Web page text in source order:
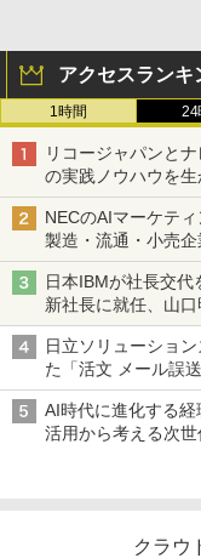
アクセスランキ
1時間 24
リコージャパンと
の実践ノウハウを
NECのAIマーケテ
製造・流通・小売
日本IBMが社長交
新社長に就任、山
日立ソリューショ
た「活文 メール誤
AI時代に進化する
活用から考える次
クラウ